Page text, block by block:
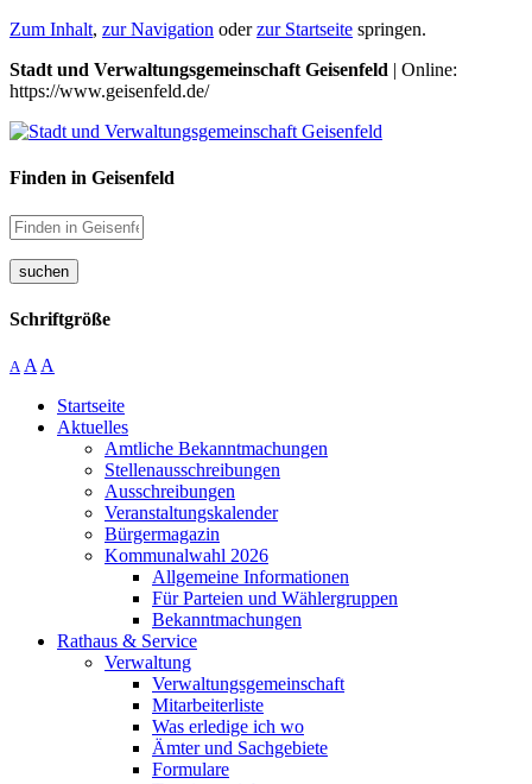
Zum Inhalt, zur Navigation oderzur Startseite springen.
Stadt und Verwaltungsgemeinschaft Geisenfeld | Online:
https://www.geisenfeld.de/
Finden in Geisenfeld
suchen
Schriftgröße
A A A
Startseite
Aktuelles
Amtliche Bekanntmachungen
Stellenausschreibungen
Ausschreibungen
Veranstaltungskalender
Bürgermagazin
Kommunalwahl 2026
Allgemeine Informationen
Für Parteien und Wählergruppen
Bekanntmachungen
Rathaus & Service
Verwaltung
Verwaltungsgemeinschaft
Mitarbeiterliste
Was erledige ich wo
Ämter und Sachgebiete
Formulare